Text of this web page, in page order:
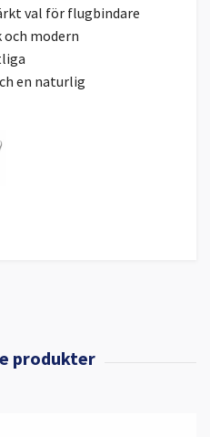
val för flugbindare
modern
en naturlig